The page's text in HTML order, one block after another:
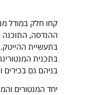
קחו חלק במודל
ההנדסה, התוכנה
בתעשיית ההייטק.
בתכנית
בניהם גם בכירים
יחד המנטורים